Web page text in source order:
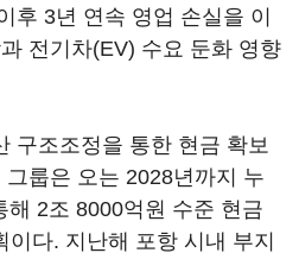
후 3년 연속 영업 손실을 이
전기차(EV) 수요 둔화 영향
구조조정을 통한 현금 확보
룹은 오는 2028년까지 누
해 2조 8000억원 수준 현금
이다. 지난해 포항 시내 부지